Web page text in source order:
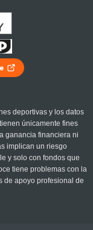
deportivas y los datos
tienen únicamente fines
ganancia financiera ni
implican un riesgo
y solo con fondos que
tiene problemas con la
de apoyo profesional de